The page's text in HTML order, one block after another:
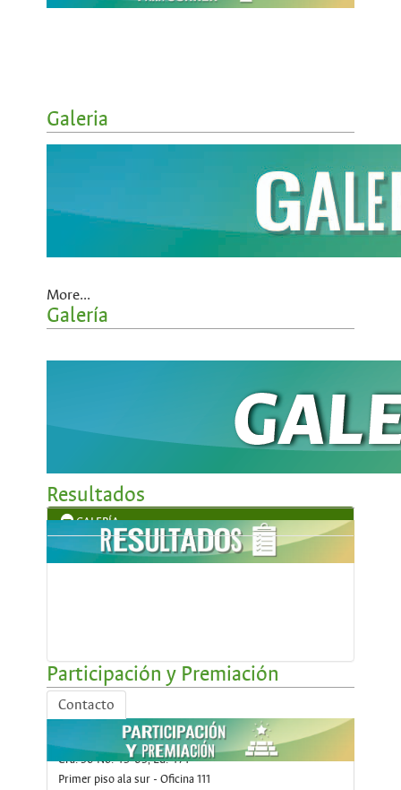
Galeria
More...
Galería
GALERÍA
Contacto
Asociación de Exalumnos de la Facultad deMedicina
Cra. 30 No. 45-03, Ed. 471
Primer piso ala sur - Oficina 111
Resultados
Participación y Premiación